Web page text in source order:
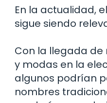
En la actualidad,
sigue siendo
Con la llegada de
y modas en la
algunos podrían
nombres